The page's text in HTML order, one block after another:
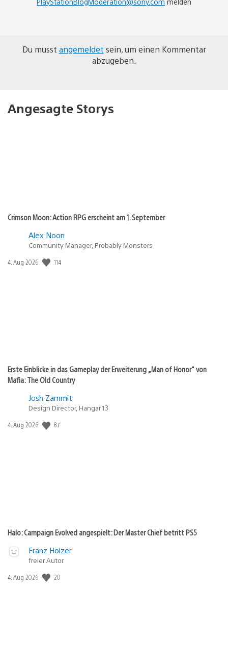
Du musst angemeldet sein, um einen Kommentar
abzugeben.
Angesagte Storys
Crimson Moon: Action RPG erscheint am 1. September
Alex Noon
Community Manager, Probably Monsters
Veröffentlichungsdatum:
4. Aug 2026 114
Erste Einblicke in das Gameplay der Erweiterung „Man of Honor“ von
Mafia: The Old Country
Josh Zammit
Design Director, Hangar 13
Veröffentlichungsdatum:
4. Aug 2026 87
Halo: Campaign Evolved angespielt: Der Master Chief betritt PS5
Franz Holzer
freier Autor
Veröffentlichungsdatum:
4. Aug 2026 20